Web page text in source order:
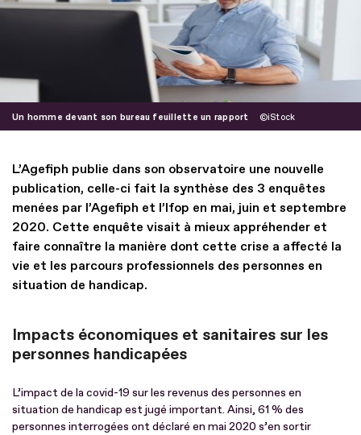
Un homme devant son bureau feuillette un rapport iStock
L’Agefiph publie dans son observatoire une nouvelle
publication, celle-ci fait la synthèse des 3 enquêtes
menées par l’Agefiph et l’Ifop en mai, juin et septembre
2020. Cette enquête visait à mieux appréhender et
faire connaître la manière dont cette crise a affecté la
vie et les parcours professionnels des personnes en
situation de handicap.
Impacts économiques et sanitaires sur les
personnes handicapées
L’impact de la covid-19 sur les revenus des personnes en
situation de handicap est jugé important. Ainsi, 61 % des
personnes interrogées ont déclaré en mai 2020 s’en sortir